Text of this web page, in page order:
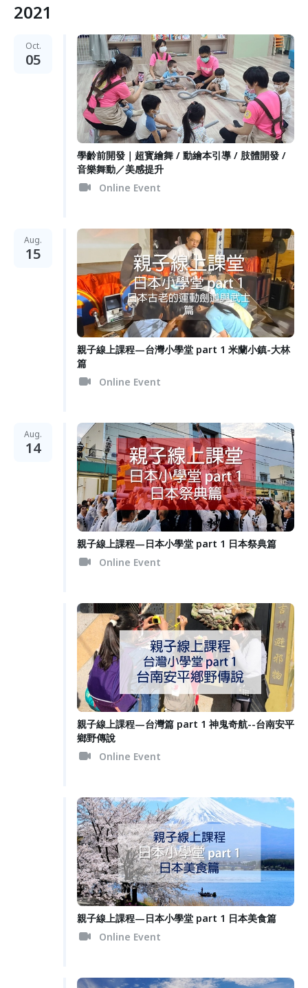
2021
Oct.
05
學齡前開發｜超寳繪舞 / 動繪本引導 / 肢體開發 /
音樂舞動／美感提升
Online Event
Aug.
15
親子線上課程—台灣小學堂 part 1 米蘭小鎮-大林
篇
Online Event
Aug.
14
親子線上課程—日本小學堂 part 1 日本祭典篇
Online Event
親子線上課程—台灣篇 part 1 神鬼奇航--台南安平
鄉野傳說
Online Event
親子線上課程—日本小學堂 part 1 日本美食篇
Online Event